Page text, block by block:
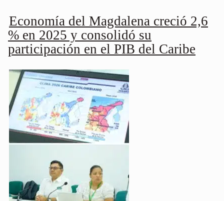
Economía del Magdalena creció 2,6
% en 2025 y consolidó su
participación en el PIB del Caribe